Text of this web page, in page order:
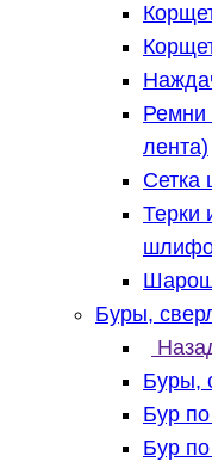
Ремни
лента)
Сетка
Терки
Буры,
Буры,
Бур
Бур